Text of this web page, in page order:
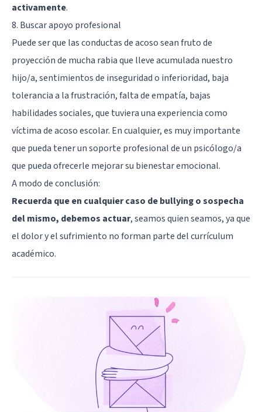
activamente.
8. Buscar apoyo profesional
Puede ser que las conductas de acoso sean fruto de
proyección de mucha rabia que lleve acumulada nuestro
hijo/a, sentimientos de inseguridad o inferioridad, baja
tolerancia a la frustración, falta de empatía, bajas
habilidades sociales, que tuviera una experiencia como
víctima de acoso escolar. En cualquier, es muy importante
que pueda tener un soporte profesional de un psicólogo/a
que pueda ofrecerle mejorar su bienestar emocional.
A modo de conclusión:
Recuerda que en cualquier caso de bullying o sospecha
del mismo, debemos actuar, seamos quien seamos, ya que
el dolor y el sufrimiento no forman parte del currículum
académico.